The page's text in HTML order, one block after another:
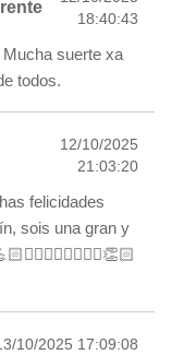
18:40:43
suerte xa
todos.
12/10/2025
21:03:20
felicidades
sois una gran y
10/2025 17:09:08